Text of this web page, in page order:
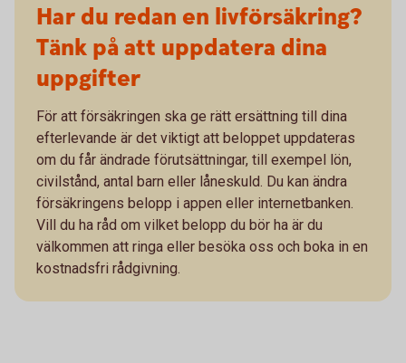
Har du redan en livförsäkring?
Tänk på att uppdatera dina
uppgifter
För att försäkringen ska ge rätt ersättning till dina
efterlevande är det viktigt att beloppet uppdateras
om du får ändrade förutsättningar, till exempel lön,
civilstånd, antal barn eller låneskuld. Du kan ändra
försäkringens belopp i appen eller internetbanken.
Vill du ha råd om vilket belopp du bör ha är du
välkommen att ringa eller besöka oss och boka in en
kostnadsfri rådgivning.